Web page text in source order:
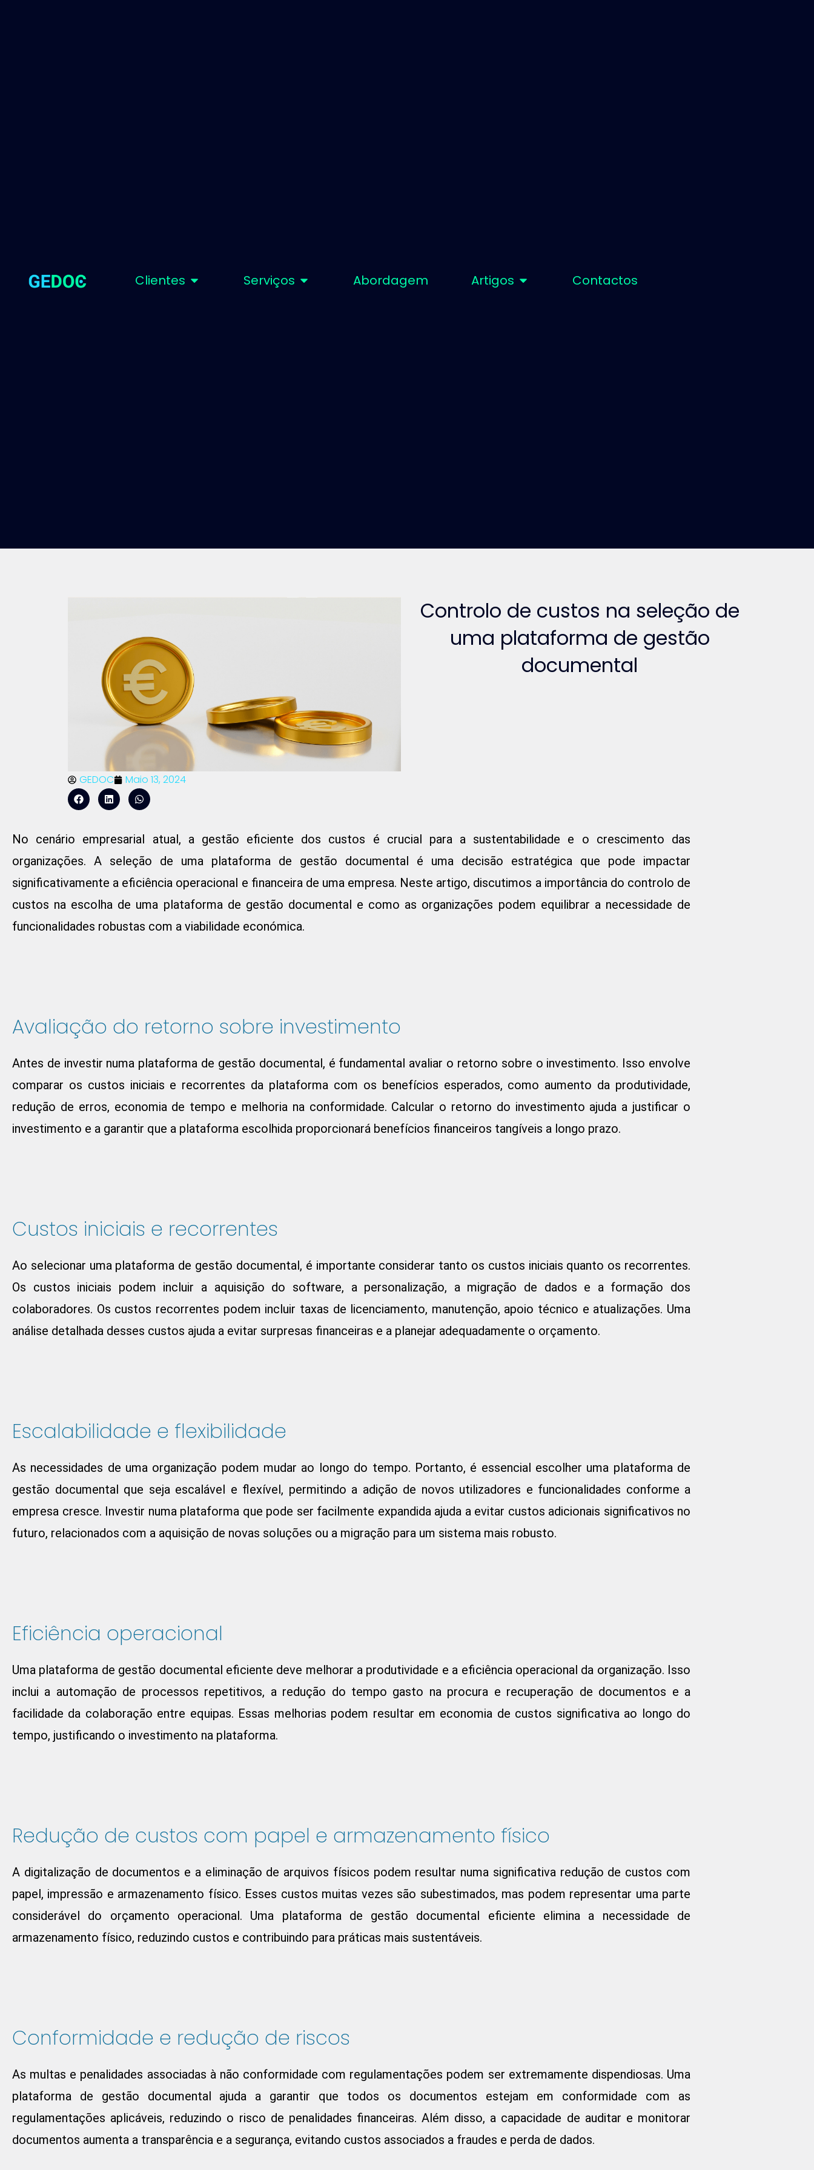
Clientes Serviços Abordagem Artigos Contactos
GEDOC Maio 13, 2024
Controlo de custos na seleção de
uma plataforma de gestão
documental
No cenário empresarial atual, a gestão eficiente dos custos é crucial para a sustentabilidade e o crescimento das
organizações. A seleção de uma plataforma de gestão documental é uma decisão estratégica que pode impactar
significativamente a eficiência operacional e financeira de uma empresa. Neste artigo, discutimos a importância do controlo de
custos na escolha de uma plataforma de gestão documental e como as organizações podem equilibrar a necessidade de
funcionalidades robustas com a viabilidade económica.
Avaliação do retorno sobre investimento
Antes de investir numa plataforma de gestão documental, é fundamental avaliar o retorno sobre o investimento. Isso envolve
comparar os custos iniciais e recorrentes da plataforma com os benefícios esperados, como aumento da produtividade,
redução de erros, economia de tempo e melhoria na conformidade. Calcular o retorno do investimento ajuda a justificar o
investimento e a garantir que a plataforma escolhida proporcionará benefícios financeiros tangíveis a longo prazo.
Custos iniciais e recorrentes
Ao selecionar uma plataforma de gestão documental, é importante considerar tanto os custos iniciais quanto os recorrentes.
Os custos iniciais podem incluir a aquisição do software, a personalização, a migração de dados e a formação dos
colaboradores. Os custos recorrentes podem incluir taxas de licenciamento, manutenção, apoio técnico e atualizações. Uma
análise detalhada desses custos ajuda a evitar surpresas financeiras e a planejar adequadamente o orçamento.
Escalabilidade e flexibilidade
As necessidades de uma organização podem mudar ao longo do tempo. Portanto, é essencial escolher uma plataforma de
gestão documental que seja escalável e flexível, permitindo a adição de novos utilizadores e funcionalidades conforme a
empresa cresce. Investir numa plataforma que pode ser facilmente expandida ajuda a evitar custos adicionais significativos no
futuro, relacionados com a aquisição de novas soluções ou a migração para um sistema mais robusto.
Eficiência operacional
Uma plataforma de gestão documental eficiente deve melhorar a produtividade e a eficiência operacional da organização. Isso
inclui a automação de processos repetitivos, a redução do tempo gasto na procura e recuperação de documentos e a
facilidade da colaboração entre equipas. Essas melhorias podem resultar em economia de custos significativa ao longo do
tempo, justificando o investimento na plataforma.
Redução de custos com papel e armazenamento físico
A digitalização de documentos e a eliminação de arquivos físicos podem resultar numa significativa redução de custos com
papel, impressão e armazenamento físico. Esses custos muitas vezes são subestimados, mas podem representar uma parte
considerável do orçamento operacional. Uma plataforma de gestão documental eficiente elimina a necessidade de
armazenamento físico, reduzindo custos e contribuindo para práticas mais sustentáveis.
Conformidade e redução de riscos
As multas e penalidades associadas à não conformidade com regulamentações podem ser extremamente dispendiosas. Uma
plataforma de gestão documental ajuda a garantir que todos os documentos estejam em conformidade com as
regulamentações aplicáveis, reduzindo o risco de penalidades financeiras. Além disso, a capacidade de auditar e monitorar
documentos aumenta a transparência e a segurança, evitando custos associados a fraudes e perda de dados.